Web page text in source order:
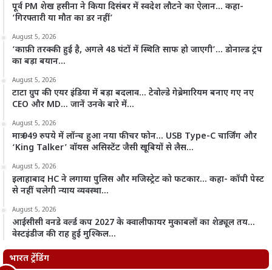
पूर्व PM शेख हसीना ने किया दिसंबर में स्वदेश लौटने का ऐलान… कहा-
‘गिरफ्तारी या मौत का डर नहीं’
August 5, 2026
‘काफ़ी तरक्की हुई है, अगले 48 घंटों में स्थिति साफ हो जाएगी’… डोनाल्ड ट्रंप
का बड़ा बयान…
August 5, 2026
टाटा ग्रुप की एयर इंडिया में बड़ा बदलाव… टेवोल्डे गेब्रेमारियम बनाए गए नए
CEO और MD… जानें उनके बारे में…
August 5, 2026
मात्र 949 रुपये में लॉन्च हुआ नया फीचर फोन… USB Type-C चार्जिंग और
‘King Talker’ वॉयस असिस्टेंट जैसी खूबियों से लैस…
August 5, 2026
इलाहाबाद HC ने लगाया पुलिस और मजिस्ट्रेट को फटकार… कहा- कॉपी पेस्ट
से नहीं चलेगी न्याय व्यवस्था…
August 5, 2026
आईसीसी वनडे वर्ल्ड कप 2027 के क्वालीफायर मुकाबलों का शेड्यूल तय…
वेस्टइंडीज की राह हुई मुश्किल…
भारत ट्रेंडिंग